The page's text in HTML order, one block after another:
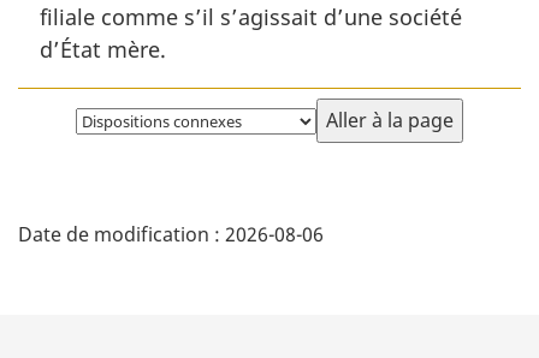
filiale comme s’il s’agissait d’une société
d’État mère.
Choisissez
la
é
Date de modification : 2026-08-06